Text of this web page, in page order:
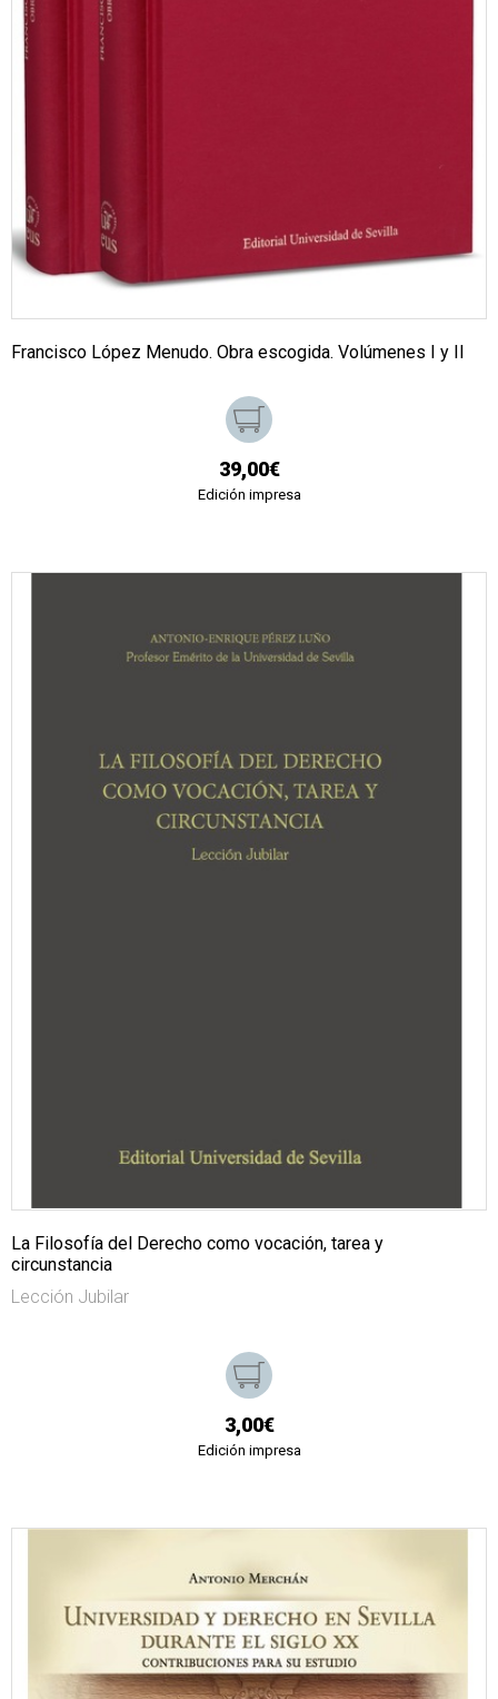
Francisco López Menudo. Obra escogida. Volúmenes I y II
39,00€
Edición impresa
La Filosofía del Derecho como vocación, tarea y
circunstancia
Lección Jubilar
3,00€
Edición impresa